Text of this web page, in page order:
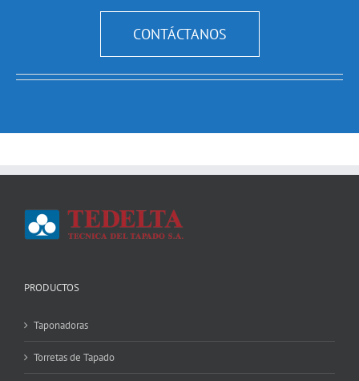
CONTÁCTANOS
PRODUCTOS
Taponadoras
Torretas de Tapado